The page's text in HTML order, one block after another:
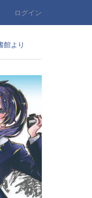
ログイン
館より